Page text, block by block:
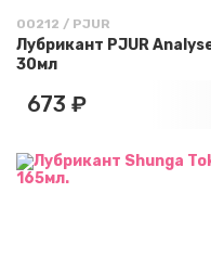
00212 / PJUR
Лубрикант PJUR
30мл
673 ₽